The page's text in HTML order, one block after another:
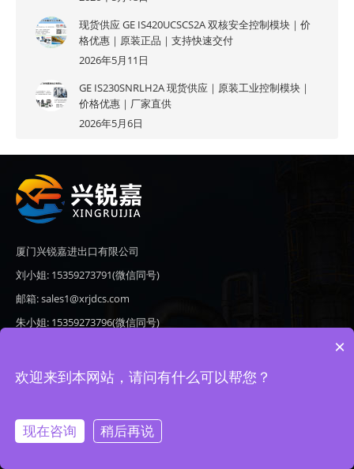
现货供应 GE IS420UCSCS2A 双核安全控制模块｜价
格优惠｜原装正品｜支持快速交付
2026年5月11日
GE IS230SNRLH2A 现货供应｜原装工业控制模块｜
价格优惠｜厂家直供
2026年5月6日
厦门兴锐嘉进出口有限公司
刘小姐: 15359273791(微信同号)
邮箱: sales1@xrjdcs.com
朱小姐: 15359273796(微信同号)
地址: 厦门市翔安区新澳路510号海峡现代城A座6楼609
Copyright © 2020-2026 厦门兴锐嘉进出口有限公司 版权所有 备案号：
×
欢迎来到本网站，请问有什么可以帮您？
现在咨询 稍后再说